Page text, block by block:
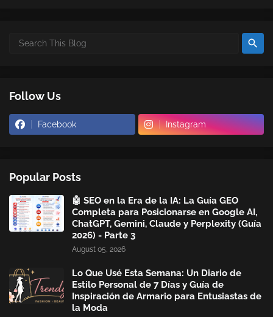
Follow Us
Facebook Instagram
Popular Posts
🤖 SEO en la Era de la IA: La Guía GEO
Completa para Posicionarse en Google AI,
ChatGPT, Gemini, Claude y Perplexity (Guía
2026) - Parte 3
August 05, 2026
Lo Que Usé Esta Semana: Un Diario de
Estilo Personal de 7 Días y Guía de
Inspiración de Armario para Entusiastas de
la Moda